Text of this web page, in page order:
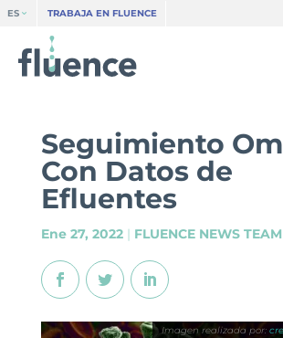
ES TRABAJA EN FLUENCE
Seguimiento
Con Datos de
Efluentes
Ene 27, 2022| FLUENCE NEWS TEAM